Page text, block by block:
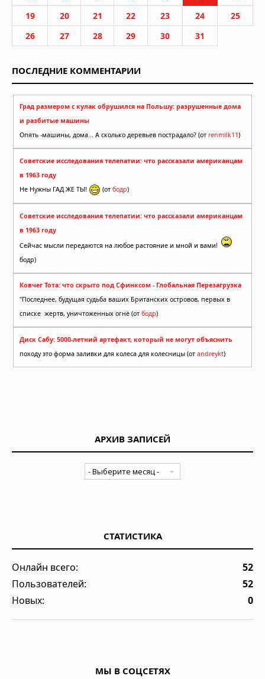
19
20 21 22 23 24
25
26
27 28 29 30 31
ПОСЛЕДНИЕ КОММЕНТАРИИ
Град размером с кулак обрушился на Польшу: разрушенные дома
и разбитые машины
Опять -машины, дома... А сколько деревьев пострадало? (от renmilk11)
Советские исследования телепатии: что рассказали американцам
в 1963 году
Не Нужны ГАД ЖЕ ТЫ!
(от бодр)
Советские исследования телепатии: что рассказали американцам
в 1963 году
Сейчас мысли передаются на любое растояние и мной и вами!
бодр)
Ковчег Тота: что скрыто под Сфинксом - Глобальная Перезагрузка
"Последнее, будущая судьба ваших Британских островов, первых в
списке жертв, уничтоженных огнё (от бодр)
Диск Сабу: 5000-летний артефакт, который не могут объяснить
походу это форма заливки для колеса для колесницы (от andreykt)
АРХИВ ЗАПИСЕЙ
СТАТИСТИКА
Онлайн всего:
52
Пользователей:
52
Новых:
0
МЫ В СОЦСЕТЯХ